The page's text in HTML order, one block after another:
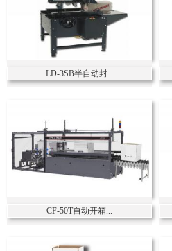
LD-3SB半自动封...
CF-50T自动开箱...